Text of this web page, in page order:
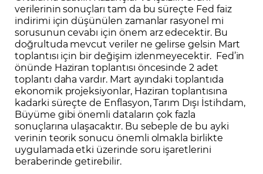
verilerinin sonuçları tam da bu süreçte Fed faiz
indirimi için düşünülen zamanlar rasyonel mi
sorusunun cevabı için önem arz edecektir. Bu
doğrultuda mevcut veriler ne gelirse gelsin Mart
toplantısı için bir değişim izlenmeyecektir. Fed’in
önünde Haziran toplantısı öncesinde 2 adet
toplantı daha vardır. Mart ayındaki toplantıda
ekonomik projeksiyonlar, Haziran toplantısına
kadarki süreçte de Enflasyon, Tarım Dışı İstihdam,
Büyüme gibi önemli dataların çok fazla
sonuçlarına ulaşacaktır. Bu sebeple de bu ayki
verinin teorik sonucu önemli olmakla birlikte
uygulamada etki üzerinde soru işaretlerini
beraberinde getirebilir.